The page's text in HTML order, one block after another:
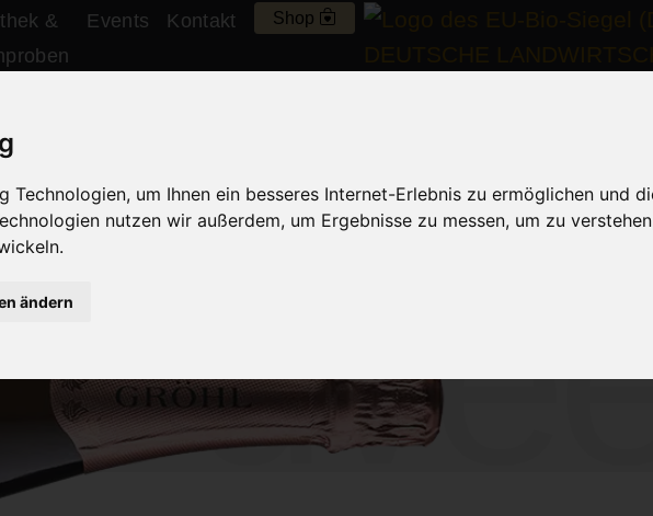
um Ihnen ein besseres Internet-Erlebnis zu ermöglichen und
nutzen wir außerdem, um Ergebnisse zu messen, um zu
ändern
&
Events Kontakt Shop
–brut nature